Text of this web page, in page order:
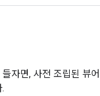
자면, 사전 조립된 뷰